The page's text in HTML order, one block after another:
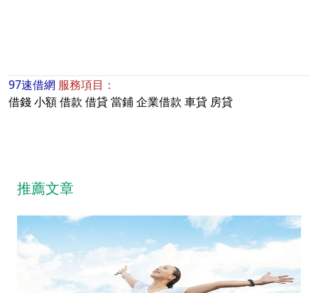
97速借網 服務項目：
借錢小額借款 借貸當鋪企業借款 車貸 房貸
推薦文章